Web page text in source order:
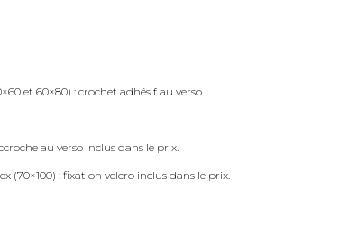
et 60×80) : crochet adhésif au verso
au verso inclus dans le prix.
(70×100) : fixation velcro inclus dans le prix.